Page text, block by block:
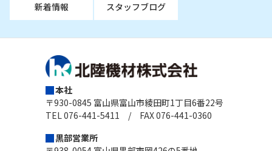
新着情報 スタッフブログ
本社
〒930-0845 富山県富山市綾田町1丁目6番22号
TEL 076-441-5411 / FAX 076-441-0360
黒部営業所